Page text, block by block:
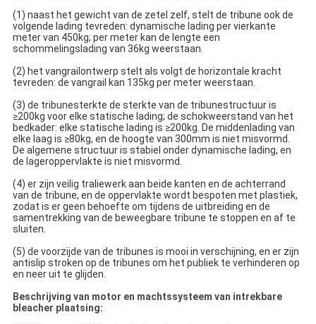
(1) naast het gewicht van de zetel zelf, stelt de tribune ook de
volgende lading tevreden: dynamische lading per vierkante
meter van 450kg; per meter kan de lengte een
schommelingslading van 36kg weerstaan.
(2) het vangrailontwerp stelt als volgt de horizontale kracht
tevreden: de vangrail kan 135kg per meter weerstaan.
(3) de tribunesterkte de sterkte van de tribunestructuur is
≥200kg voor elke statische lading; de schokweerstand van het
bedkader: elke statische lading is ≥200kg. De middenlading van
elke laag is ≥80kg, en de hoogte van 300mm is niet misvormd.
De algemene structuur is stabiel onder dynamische lading, en
de lageroppervlakte is niet misvormd.
(4) er zijn veilig traliewerk aan beide kanten en de achterrand
van de tribune, en de oppervlakte wordt bespoten met plastiek,
zodat is er geen behoefte om tijdens de uitbreiding en de
samentrekking van de beweegbare tribune te stoppen en af te
sluiten.
(5) de voorzijde van de tribunes is mooi in verschijning, en er zijn
antislip stroken op de tribunes om het publiek te verhinderen op
en neer uit te glijden.
Beschrijving van motor en machtssysteem van intrekbare
bleacher plaatsing: